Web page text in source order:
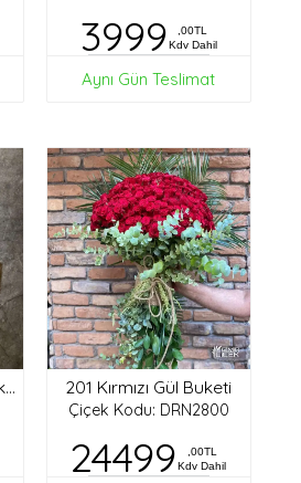
3999
,00TL
Kdv Dahil
Aynı Gün Teslimat
10 İthal Pembe Gül Buketi
201 Kırmızı Gül Buketi
Çiçek Kodu: DRN2800
24499
,00TL
Kdv Dahil